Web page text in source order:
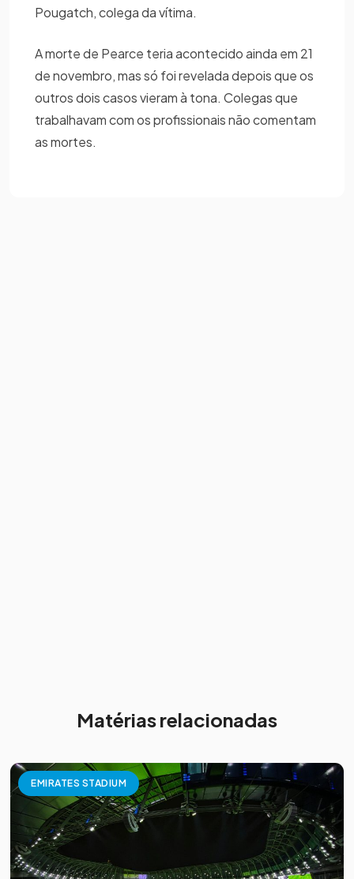
Pougatch, colega da vítima.
A morte de Pearce teria acontecido ainda em 21
de novembro, mas só foi revelada depois que os
outros dois casos vieram à tona. Colegas que
trabalhavam com os profissionais não comentam
as mortes.
Matérias relacionadas
EMIRATES STADIUM